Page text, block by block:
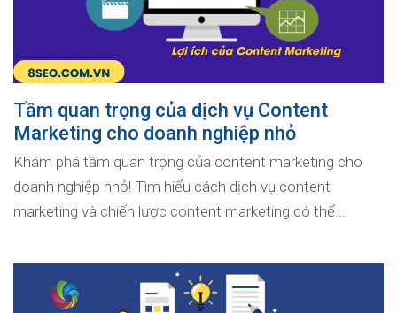
Tầm quan trọng của dịch vụ Content
Marketing cho doanh nghiệp nhỏ
Khám phá tầm quan trọng của content marketing cho
doanh nghiệp nhỏ! Tìm hiểu cách dịch vụ content
marketing và chiến lược content marketing có thể...